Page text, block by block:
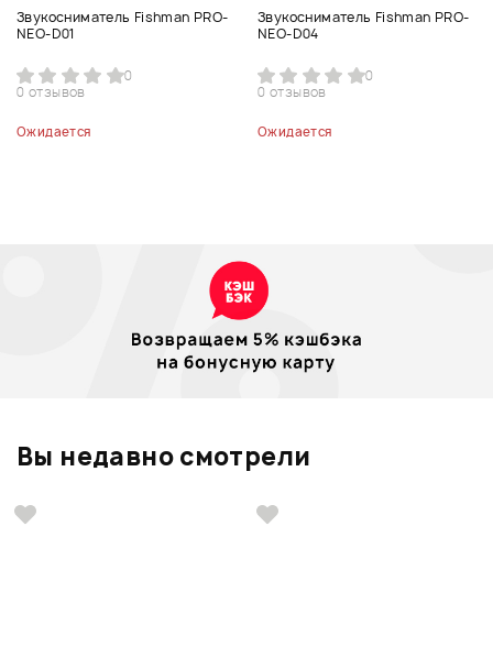
Звукосниматель Fishman PRO-
NEO-D01
0
0 отзывов
Ожидается
Звукосниматель Fishman PRO-
NEO-D04
0
0 отзывов
Ожидается
Вы недавно смотрели